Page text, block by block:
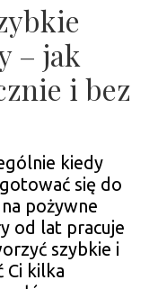
– jak
i bez
kiedy
się do
pożywne
od lat pracuje
szybkie i
Ci kilka